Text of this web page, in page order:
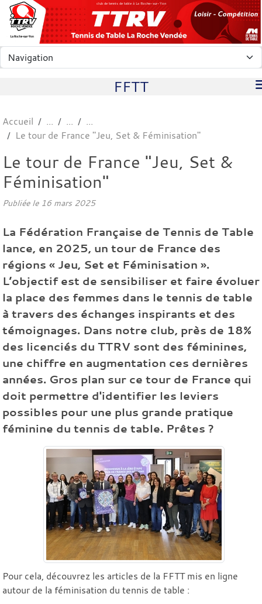
club de tennis de table à La Roche-sur-Yon
FFTT
Accueil
Le tour de France "Jeu, Set & Féminisation"
Le tour de France "Jeu, Set &
Féminisation"
Publiée le 16 mars 2025
La Fédération Française de Tennis de Table
lance, en 2025, un tour de France des
régions « Jeu, Set et Féminisation ».
L’objectif est de sensibiliser et faire évoluer
la place des femmes dans le tennis de table
à travers des échanges inspirants et des
témoignages. Dans notre club, près de 18%
des licenciés du TTRV sont des féminines,
une chiffre en augmentation ces dernières
années. Gros plan sur ce tour de France qui
doit permettre d'identifier les leviers
possibles pour une plus grande pratique
féminine du tennis de table. Prêtes ?
Pour cela, découvrez les articles de la FFTT mis en ligne
autour de la féminisation du tennis de table :
Panneau de gestion des cookies